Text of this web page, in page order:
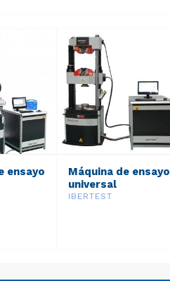
ensayo
Serie
Máquina de ensayo
universal
hidráulica – Serie
IBERTEST